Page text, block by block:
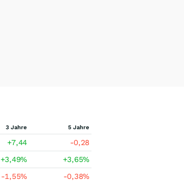
3 Jahre 5 Jahre
+7,44
-0,28
+3,49% +3,65%
-1,55% -0,38%